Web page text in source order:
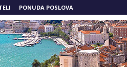
PONUDA POSLOVA